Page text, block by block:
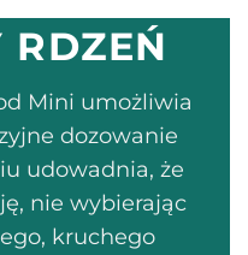
RDZEŃ
Mini umożliwia
dozowanie
udowadnia, że
nie wybierając
kruchego